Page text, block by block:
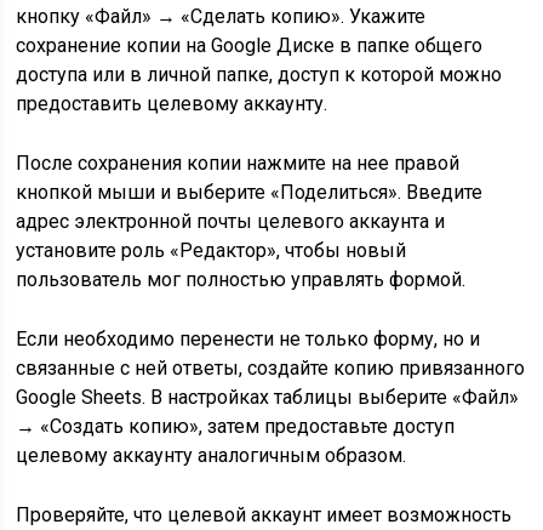
кнопку «Файл» → «Сделать копию». Укажите
сохранение копии на Google Диске в папке общего
доступа или в личной папке, доступ к которой можно
предоставить целевому аккаунту.
После сохранения копии нажмите на нее правой
кнопкой мыши и выберите «Поделиться». Введите
адрес электронной почты целевого аккаунта и
установите роль «Редактор», чтобы новый
пользователь мог полностью управлять формой.
Если необходимо перенести не только форму, но и
связанные с ней ответы, создайте копию привязанного
Google Sheets. В настройках таблицы выберите «Файл»
→ «Создать копию», затем предоставьте доступ
целевому аккаунту аналогичным образом.
Проверяйте, что целевой аккаунт имеет возможность